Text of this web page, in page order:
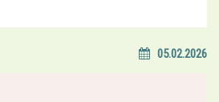
05.02.2026